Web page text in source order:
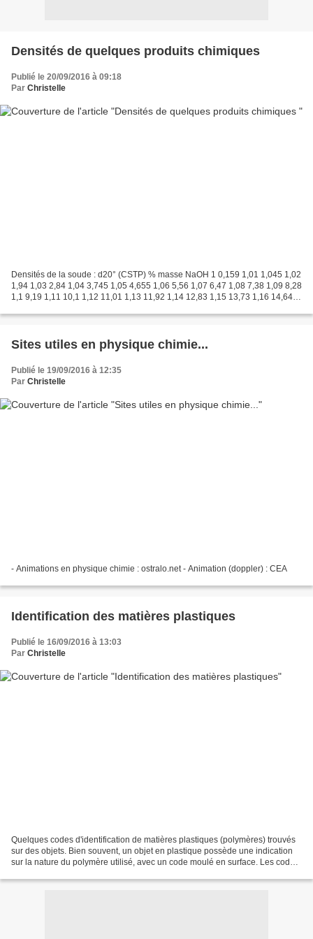
Densités de quelques produits chimiques
Publié le 20/09/2016 à 09:18
Par Christelle
Densités de la soude : d20° (CSTP) % masse NaOH 1 0,159 1,01 1,045 1,02
1,94 1,03 2,84 1,04 3,745 1,05 4,655 1,06 5,56 1,07 6,47 1,08 7,38 1,09 8,28
1,1 9,19 1,11 10,1 1,12 11,01 1,13 11,92 1,14 12,83 1,15 13,73 1,16 14,64
Sites utiles en physique chimie...
Publié le 19/09/2016 à 12:35
Par Christelle
- Animations en physique chimie : ostralo.net - Animation (doppler) : CEA
Identification des matières plastiques
Publié le 16/09/2016 à 13:03
Par Christelle
Quelques codes d'identification de matières plastiques (polymères) trouvés
sur des objets. Bien souvent, un objet en plastique possède une indication
sur la nature du polymère utilisé, avec un code moulé en surface. Les codes